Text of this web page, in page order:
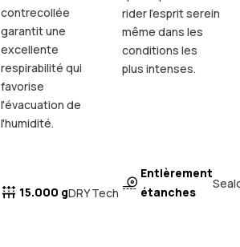
contrecollée
garantit une
excellente
respirabilité qui
favorise
l'évacuation de
l'humidité.
15.000 gDRY Tech
rider l'esprit serein
même dans les
conditions les
plus intenses.
Entièrement
étanches